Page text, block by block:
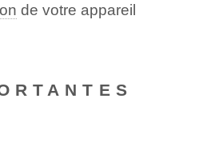
de votre appareil